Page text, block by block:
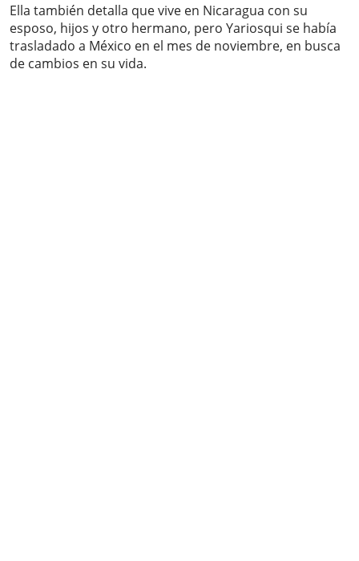
Ella también detalla que vive en Nicaragua con su
esposo, hijos y otro hermano, pero Yariosqui se había
trasladado a México en el mes de noviembre, en busca
de cambios en su vida.